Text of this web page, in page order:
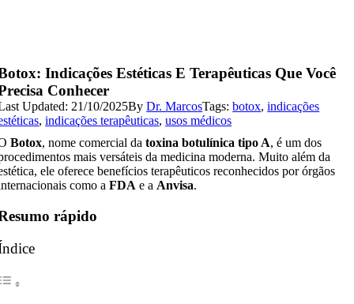
Indicações Estéticas E Terapêuticas Que Você
Conhecer
Updated: 21/10/2025ByDr. MarcosTags:botox,indicações
,indicações terapêuticas,usos médicos
Botox, nome comercial datoxina botulínica tipo A, é um dos
mais versáteis da medicina moderna. Muito além da
ele oferece benefícios terapêuticos reconhecidos por órgãos
como aFDA e a Anvisa.
rápido